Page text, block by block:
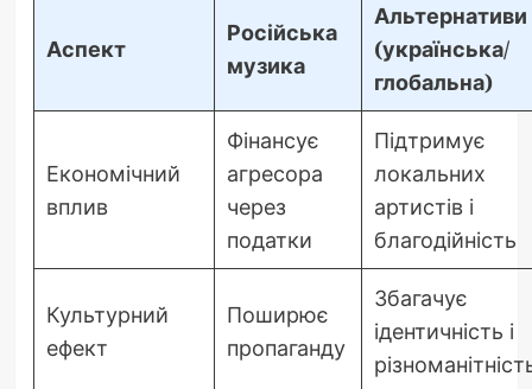
Аспект
Російська
музика
Альтернативи
(українська/
глобальна)
Економічний
вплив
Фінансує
агресора
через
податки
Підтримує
локальних
артистів і
благодійність
Культурний
ефект
Поширює
пропаганду
Збагачує
ідентичність і